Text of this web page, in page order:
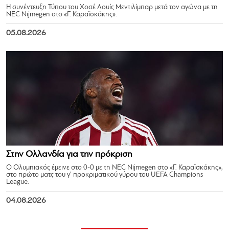
Η συνέντευξη Τύπου του Χοσέ Λουίς Μεντιλίμπαρ μετά τον αγώνα με τη
NEC Nijmegen στο «Γ. Καραϊσκάκης».
05.08.2026
Στην Ολλανδία για την πρόκριση
Ο Ολυμπιακός έμεινε στο 0-0 με τη NEC Nijmegen στο «Γ. Καραϊσκάκης»,
στο πρώτο ματς του γ’ προκριματικού γύρου του UEFA Champions
League.
04.08.2026